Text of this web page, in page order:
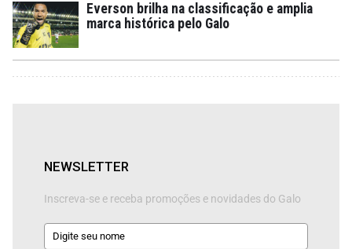
Everson brilha na classificação e amplia
marca histórica pelo Galo
NEWSLETTER
Inscreva-se e receba promoções e novidades do Galo